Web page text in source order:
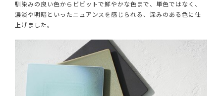
馴染みの良い色からビビットで鮮やかな色まで、単色ではなく、
濃淡や明暗といったニュアンスを感じられる、深みのある色に仕
上げました。